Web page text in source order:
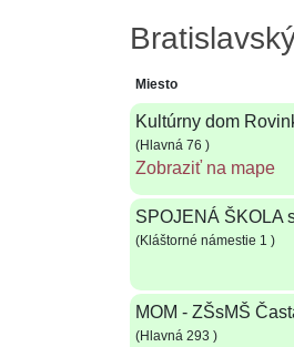
Miesto
Kultúrny dom
(Hlavná 76 )
Zobraziť na mape
SPOJENÁ ŠKOLA
(Kláštorné námestie 1 )
MOM - ZŠsMŠ
(Hlavná 293 )